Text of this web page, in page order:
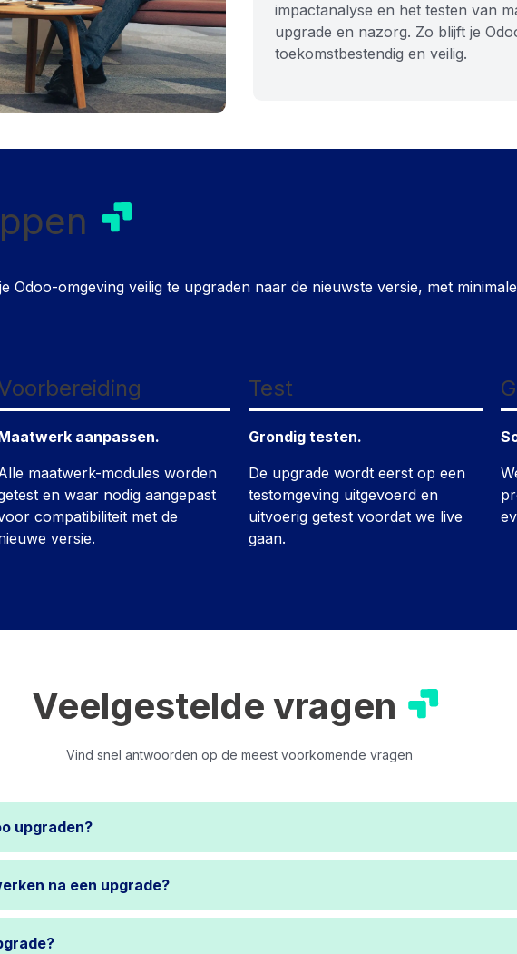
impactanalyse en het testen van
upgrade en nazorg. Zo blijft je
toekomstbestendig en veilig.
Odoo-omgeving veilig te upgraden naar de nieuwste versie, met
aanpassen.
maatwerk-modules worden
en waar nodig aangepast
compatibiliteit met de
versie.
Test
Grondig testen.
De upgrade wordt eerst op een
testomgeving uitgevoerd en
uitvoerig getest voordat we live
gaan.
Veelgestelde vragen
Vind snel antwoorden op de meest voorkomende vragen
upgraden?
na een upgrade?